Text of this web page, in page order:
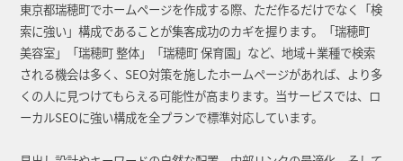
東京都瑞穂町でホームページを作成する際、ただ作るだけでなく「検
索に強い」構成であることが集客成功のカギを握ります。「瑞穂町
美容室」「瑞穂町 整体」「瑞穂町 保育園」など、地域＋業種で検索
される機会は多く、SEO対策を施したホームページがあれば、より多
くの人に見つけてもらえる可能性が高まります。当サービスでは、ロ
ーカルSEOに強い構成を全プランで標準対応しています。